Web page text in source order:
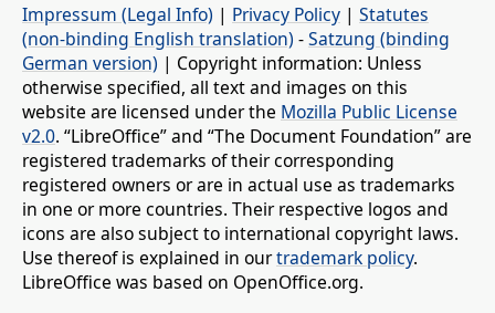
Impressum (Legal Info) | Privacy Policy | Statutes
(non-binding English translation) -Satzung (binding
German version) | Copyright information: Unless
otherwise specified, all text and images on this
website are licensed under the Mozilla Public License
v2.0. “LibreOffice” and “The Document Foundation” are
registered trademarks of their corresponding
registered owners or are in actual use as trademarks
in one or more countries. Their respective logos and
icons are also subject to international copyright laws.
Use thereof is explained in ourtrademark policy.
LibreOffice was based on OpenOffice.org.